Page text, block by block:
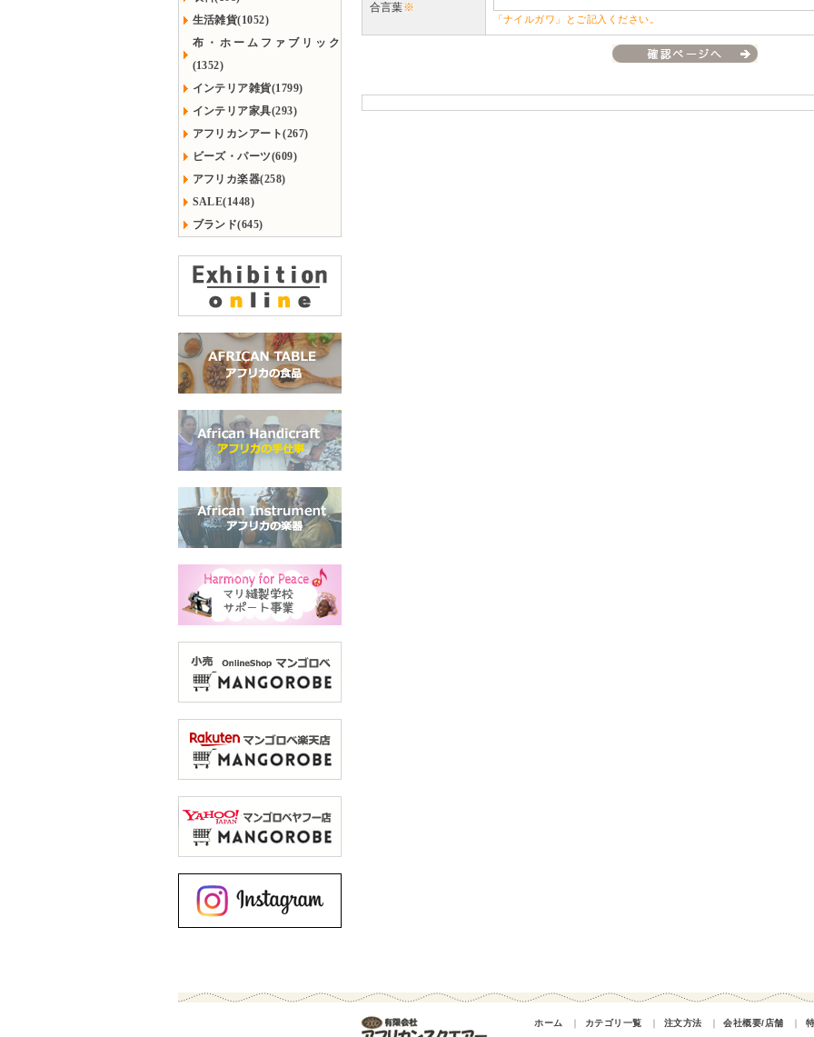
生活雑貨(1052)
布・ホームファブリック
(1352)
インテリア雑貨(1799)
インテリア家具(293)
アフリカンアート(267)
ビーズ・パーツ(609)
アフリカ楽器(258)
SALE(1448)
ブランド(645)
合言葉※
「ナイルガワ」とご記入ください。
ホーム ｜ カテゴリ一覧 ｜ 注文方法 ｜ 会社概要/店舗 ｜